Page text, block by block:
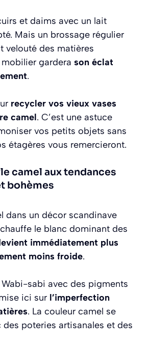
et daims avec un lait
Mais un brossage régulier
velouté des matières
gardera son éclat
.
recycler vos vieux vases
camel. C’est une astuce
vos petits objets sans
étagères vous remercieront.
camel aux tendances
bohèmes
dans un décor scandinave
le blanc dominant des
immédiatement plus
moins froide.
Wabi-sabi avec des pigments
ici sur l’imperfection
. La couleur camel se
des poteries artisanales et des